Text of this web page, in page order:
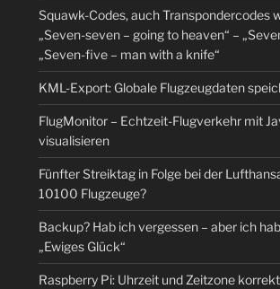
Squawk-Codes, auch Transpondercodes
„Seven-seven – going to heaven“ –
„Seven-five – man with a knife“
KML-Export: Globale Flugzeugdaten
FlugMonitor – Echtzeit-Flugverkehr mit
visualisieren
Fünfter Streiktag in Folge bei der
10100 Flugzeuge?
Backup? Hab ich vergessen – aber ich
„Ewiges Glück“
Raspberry Pi: Uhrzeit und Zeitzone